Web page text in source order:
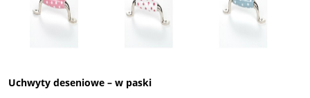
Uchwyty deseniowe – w paski